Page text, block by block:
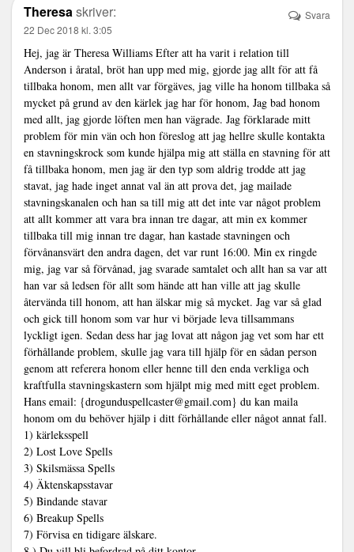
Theresaskriver:
22 Dec 2018 kl. 3:05
Hej, jag är Theresa Williams Efter att ha varit i relation till
Anderson i åratal, bröt han upp med mig, gjorde jag allt för att få
tillbaka honom, men allt var förgäves, jag ville ha honom tillbaka så
mycket på grund av den kärlek jag har för honom, Jag bad honom
med allt, jag gjorde löften men han vägrade. Jag förklarade mitt
problem för min vän och hon föreslog att jag hellre skulle kontakta
en stavningskrock som kunde hjälpa mig att ställa en stavning för att
få tillbaka honom, men jag är den typ som aldrig trodde att jag
stavat, jag hade inget annat val än att prova det, jag mailade
stavningskanalen och han sa till mig att det inte var något problem
att allt kommer att vara bra innan tre dagar, att min ex kommer
tillbaka till mig innan tre dagar, han kastade stavningen och
förvånansvärt den andra dagen, det var runt 16:00. Min ex ringde
mig, jag var så förvånad, jag svarade samtalet och allt han sa var att
han var så ledsen för allt som hände att han ville att jag skulle
återvända till honom, att han älskar mig så mycket. Jag var så glad
och gick till honom som var hur vi började leva tillsammans
lyckligt igen. Sedan dess har jag lovat att någon jag vet som har ett
förhållande problem, skulle jag vara till hjälp för en sådan person
genom att referera honom eller henne till den enda verkliga och
kraftfulla stavningskastern som hjälpt mig med mitt eget problem.
Hans email: {drogunduspellcaster@gmail.com} du kan maila
honom om du behöver hjälp i ditt förhållande eller något annat fall.
1) kärleksspell
2) Lost Love Spells
3) Skilsmässa Spells
4) Äktenskapsstavar
5) Bindande stavar
6) Breakup Spells
7) Förvisa en tidigare älskare.
Svara